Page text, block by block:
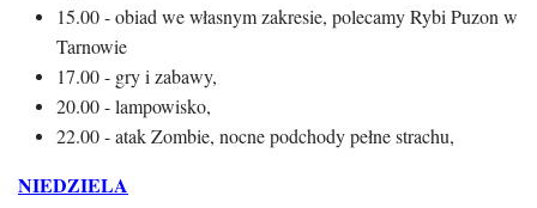
15.00 - obiad we własnym zakresie, polecamy Rybi Puzon w
Tarnowie
17.00 - gry i zabawy,
20.00 - lampowisko,
22.00 - atak Zombie, nocne podchody pełne strachu,
NIEDZIELA